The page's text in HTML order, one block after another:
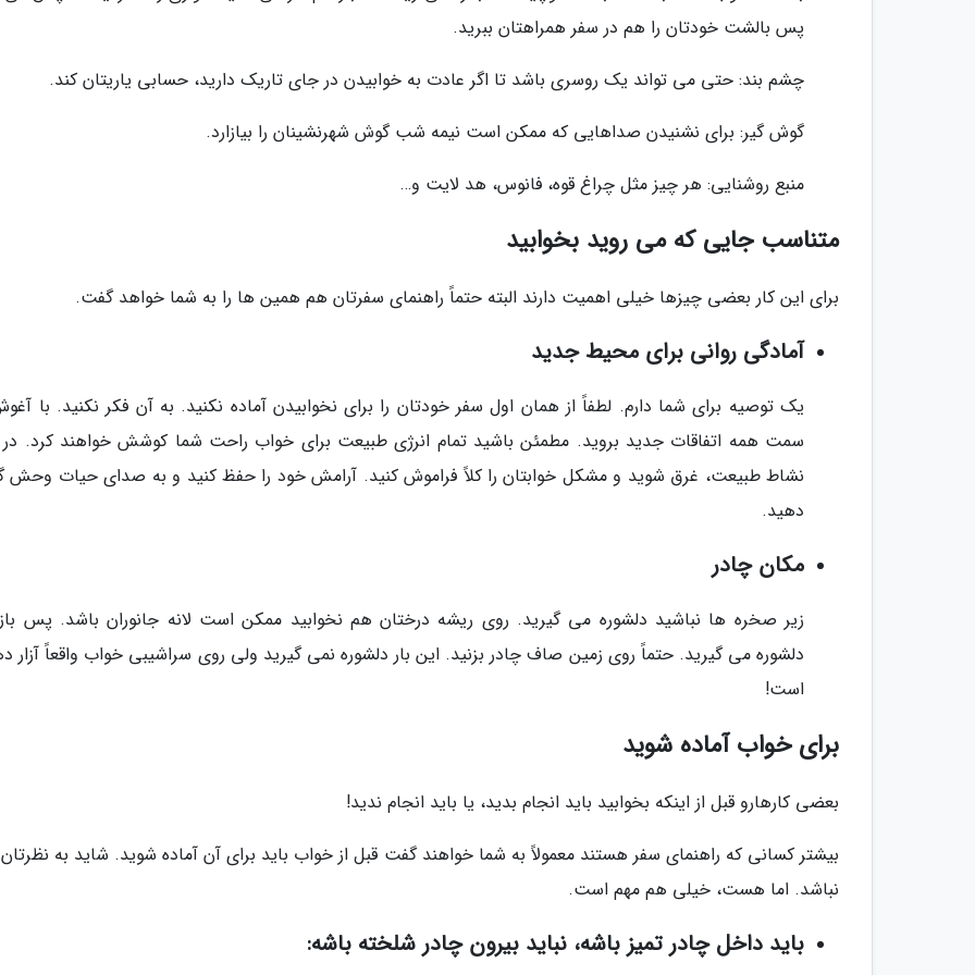
پس بالشت خودتان را هم در سفر همراهتان ببرید.
چشم بند: حتی می تواند یک روسری باشد تا اگر عادت به خوابیدن در جای تاریک دارید، حسابی یاریتان کند.
گوش گیر: برای نشنیدن صداهایی که ممکن است نیمه شب گوش شهرنشینان را بیازارد.
منبع روشنایی: هر چیز مثل چراغ قوه، فانوس، هد لایت و…
متناسب جایی که می روید بخوابید
برای این کار بعضی چیزها خیلی اهمیت دارند البته حتماً راهنمای سفرتان هم همین ها را به شما خواهد گفت.
آمادگی روانی برای محیط جدید
یک توصیه برای شما دارم. لطفاً از همان اول سفر خودتان را برای نخوابیدن آماده نکنید. به آن فکر نکنید. با
سمت همه اتفاقات جدید بروید. مطمئن باشید تمام انرژی طبیعت برای خواب راحت شما کوشش خواهند کرد.
نشاط طبیعت، غرق شوید و مشکل خوابتان را کلاً فراموش کنید. آرامش خود را حفظ کنید و به صدای حیات
دهید.
مکان چادر
زیر صخره ها نباشید دلشوره می گیرید. روی ریشه درختان هم نخوابید ممکن است لانه جانوران باشد. پس
دلشوره می گیرید. حتماً روی زمین صاف چادر بزنید. این بار دلشوره نمی گیرید ولی روی سراشیبی خواب واقعاً آزار
است!
برای خواب آماده شوید
بعضی کارهارو قبل از اینکه بخوابید باید انجام بدید، یا باید انجام ندید!
بیشتر کسانی که راهنمای سفر هستند معمولاً به شما خواهند گفت قبل از خواب باید برای آن آماده شوید. شاید به
نباشد. اما هست، خیلی هم مهم است.
باید داخل چادر تمیز باشه، نباید بیرون چادر شلخته باشه: